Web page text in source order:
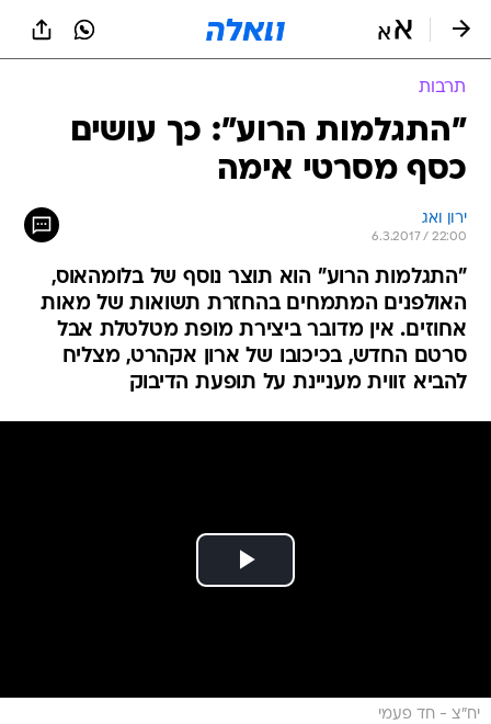
תרבות
"התגלמות הרוע": כך עושים
כסף מסרטי אימה
ירון ואג
6.3.2017 / 22:00
"התגלמות הרוע" הוא תוצר נוסף של בלומהאוס,
האולפנים המתמחים בהחזרת תשואות של מאות
אחוזים. אין מדובר ביצירת מופת מטלטלת אבל
סרטם החדש, בכיכובו של ארון אקהרט, מצליח
להביא זווית מעניינת על תופעת הדיבוק
יח"צ - חד פעמי